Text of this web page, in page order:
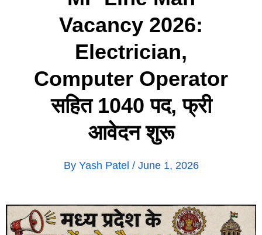
Vacancy 2026:
Electrician,
Computer Operator
सहित 1040 पद, फ्री
आवेदन शुरू
By Yash Patel / June 1, 2026